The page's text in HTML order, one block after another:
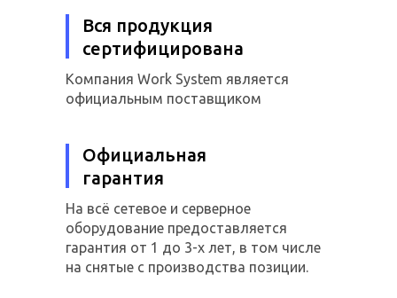
Вся продукция
сертифицирована
Компания Work System является
официальным поставщиком
Официальная
гарантия
На всё сетевое и серверное
оборудование предоставляется
гарантия от 1 до 3-х лет, в том числе
на снятые с производства позиции.